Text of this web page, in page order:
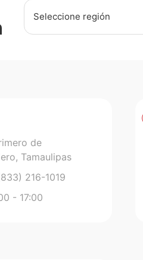
Seleccione región
de
Tamaulipas
216-1019
- 17:00